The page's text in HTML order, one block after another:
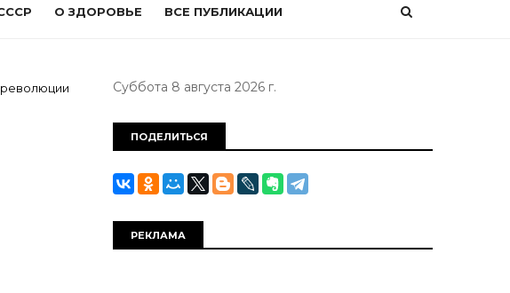
О ЗДОРОВЬЕ ВСЕ ПУБЛИКАЦИИ
Суббота 8 августа 2026 г.
ПОДЕЛИТЬСЯ
РЕКЛАМА